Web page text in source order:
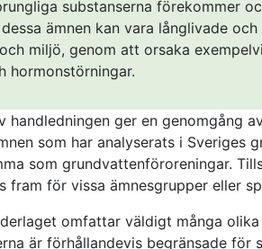
substanserna förekommer
ämnen kan vara långlivade
miljö, genom att orsaka
hormonstörningar.
handledningen ger en genomgång
som har analyserats i Sveriges
som grundvattenföroreningar.
fram för vissa ämnesgrupper eller
omfattar väldigt många olika
är förhållandevis begränsade för